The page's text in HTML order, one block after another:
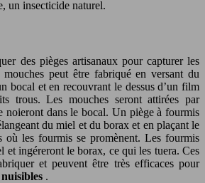
un insecticide naturel.
des pièges artisanaux pour capturer les
peut être fabriqué en versant du
bocal et en recouvrant le dessus d’un film
trous. Les mouches seront attirées par
noieront dans le bocal. Un piège à fourmis
du miel et du borax et en plaçant le
où les fourmis se promènent. Les fourmis
et ingéreront le borax, ce qui les tuera. Ces
et peuvent être très efficaces pour
nuisibles .